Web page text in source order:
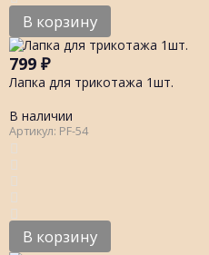
В корзину
799 ₽
Лапка для трикотажа 1шт.
В наличии
Артикул: PF-54
В корзину